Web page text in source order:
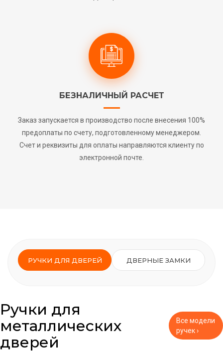
БЕЗНАЛИЧНЫЙ РАСЧЕТ
Заказ запускается в производство после внесения 100%
предоплаты по счету, подготовленному менеджером.
Счет и реквизиты для оплаты направляются клиенту по
электронной почте.
РУЧКИ ДЛЯ ДВЕРЕЙ ДВЕРНЫЕ ЗАМКИ
Ручки для
металлических
дверей
Все модели
ручек ›